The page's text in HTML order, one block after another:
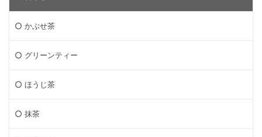
かぶせ茶
グリーンティー
ほうじ茶
抹茶